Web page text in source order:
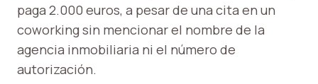
paga 2.000 euros, a pesar de una cita en un
coworking sin mencionar el nombre de la
agencia inmobiliaria ni el número de
autorización.